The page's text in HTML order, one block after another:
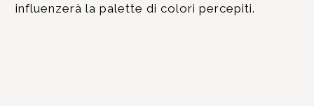
influenzerà la palette di colori percepiti.